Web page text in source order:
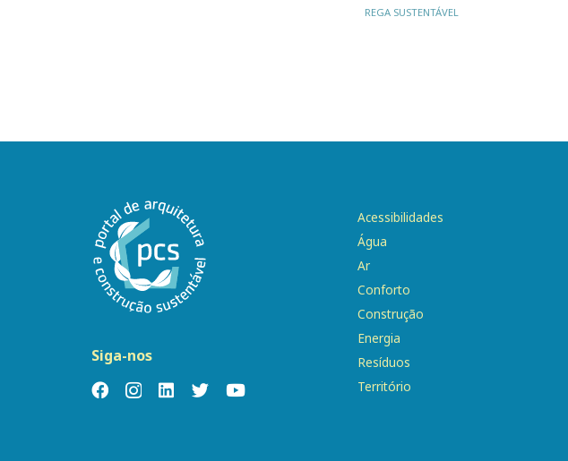
REGA SUSTENTÁVEL
Siga-nos
Acessibilidades
Água
Ar
Conforto
Construção
Energia
Resíduos
Território